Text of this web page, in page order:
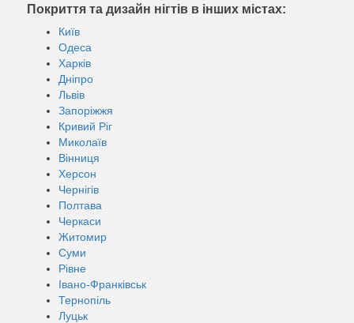
Покриття та дизайн нігтів в інших містах:
Київ
Одеса
Харків
Дніпро
Львів
Запоріжжя
Кривий Ріг
Миколаїв
Вінниця
Херсон
Чернігів
Полтава
Черкаси
Житомир
Суми
Рівне
Івано-Франківськ
Тернопіль
Луцьк